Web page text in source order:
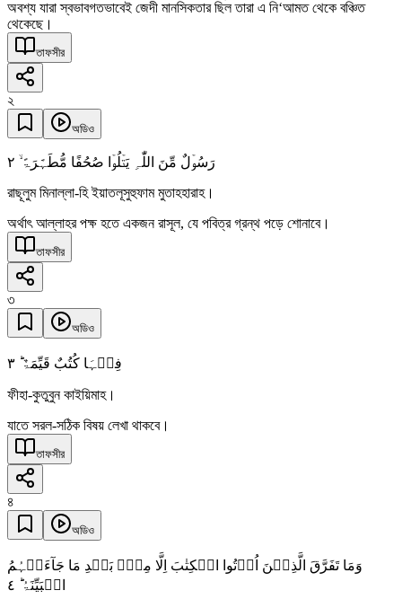
অবশ্য যারা স্বভাবগতভাবেই জেদী মানসিকতার ছিল তারা এ নি‘আমত থেকে বঞ্চিত
থেকেছে।
তাফসীর
২
অডিও
رَسُوۡلٌ مِّنَ اللّٰہِ یَتۡلُوۡا صُحُفًا مُّطَہَّرَۃً ۙ ٢
রাছূলুম মিনাল্লা-হি ইয়াতলূসুহুফাম মুতাহহারাহ।
অর্থাৎ আল্লাহর পক্ষ হতে একজন রাসূল, যে পবিত্র গ্রন্থ পড়ে শোনাবে।
তাফসীর
৩
অডিও
فِیۡہَا کُتُبٌ قَیِّمَۃٌ ؕ ٣
ফীহা-কুতুবুন কাইয়িমাহ।
যাতে সরল-সঠিক বিষয় লেখা থাকবে।
তাফসীর
৪
অডিও
وَمَا تَفَرَّقَ الَّذِیۡنَ اُوۡتُوا الۡکِتٰبَ اِلَّا مِنۡۢ بَعۡدِ مَا جَآءَتۡہُمُ
الۡبَیِّنَۃُ ؕ ٤